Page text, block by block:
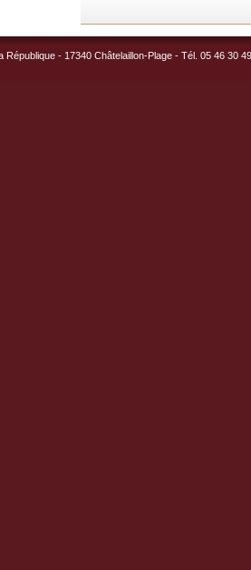
République - 17340 Châtelaillon-Plage - Tél. 05 46 30